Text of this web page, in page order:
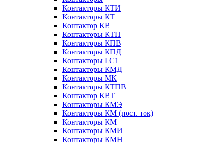
Контакторы КТИ
Контакторы КТ
Контактор КВ
Контакторы КТП
Контакторы КПВ
Контакторы КПД
Контакторы LC1
Контакторы КМД
Контакторы МК
Контакторы КТПВ
Контактор КВТ
Контакторы КМЭ
Контакторы КМ (пост. ток)
Контакторы КМ
Контакторы КМИ
Контакторы КМН